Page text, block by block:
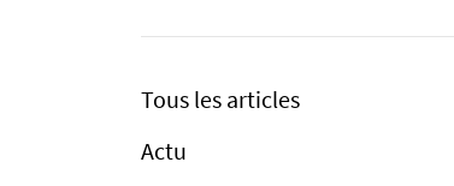
Tous les articles
Actu